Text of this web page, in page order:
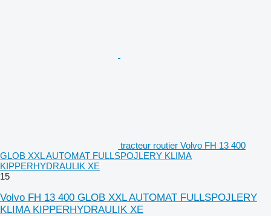
tracteur routier Volvo FH 13 400
GLOB XXL AUTOMAT FULLSPOJLERY KLIMA
KIPPERHYDRAULIK XE
15
Volvo FH 13 400 GLOB XXL AUTOMAT FULLSPOJLERY
KLIMA KIPPERHYDRAULIK XE